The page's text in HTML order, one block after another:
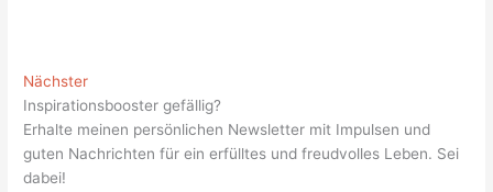
Nächster
Inspirationsbooster gefällig?
Erhalte meinen persönlichen Newsletter mit Impulsen und
guten Nachrichten für ein erfülltes und freudvolles Leben. Sei
dabei!